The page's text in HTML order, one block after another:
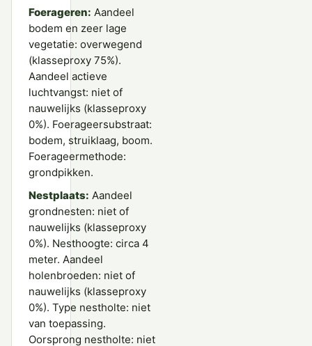
Foerageren: Aandeel
bodem en zeer lage
vegetatie: overwegend
(klasseproxy 75%).
Aandeel actieve
luchtvangst: niet of
nauwelijks (klasseproxy
0%). Foerageersubstraat:
bodem, struiklaag, boom.
Foerageermethode:
grondpikken.
Nestplaats: Aandeel
grondnesten: niet of
nauwelijks (klasseproxy
0%). Nesthoogte: circa 4
meter. Aandeel
holenbroeden: niet of
nauwelijks (klasseproxy
0%). Type nestholte: niet
van toepassing.
Oorsprong nestholte: niet